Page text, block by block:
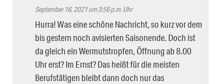
September 16, 2021 um 3:56 p.m. Uhr
Hurra! Was eine schöne Nachricht, so kurz vor dem
bis gestern noch avisierten Saisonende. Doch ist
da gleich ein Wermutstropfen, Öffnung ab 8.00
Uhr erst? Im Ernst? Das heißt für die meisten
Berufstätigen bleibt dann doch nur das